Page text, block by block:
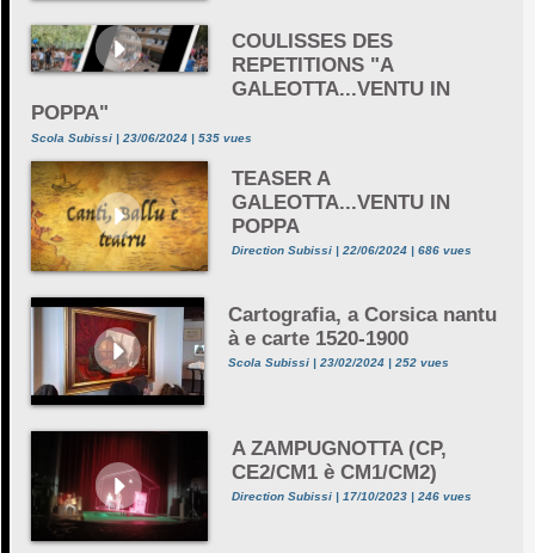
COULISSES DES
REPETITIONS "A
GALEOTTA...VENTU IN
POPPA"
Scola Subissi | 23/06/2024 | 535 vues
TEASER A
GALEOTTA...VENTU IN
POPPA
Direction Subissi | 22/06/2024 | 686 vues
Cartografia, a Corsica nantu
à e carte 1520-1900
Scola Subissi | 23/02/2024 | 252 vues
A ZAMPUGNOTTA (CP,
CE2/CM1 è CM1/CM2)
Direction Subissi | 17/10/2023 | 246 vues